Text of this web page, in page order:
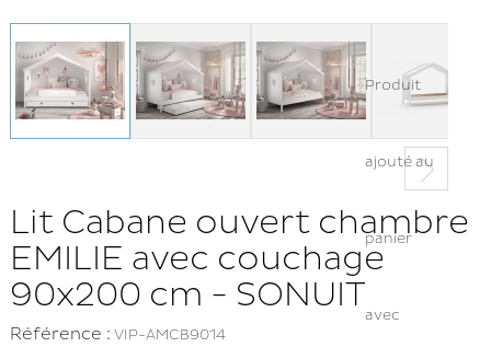
Produit
ajouté au
panier
avec
Lit Cabane ouvert chambre
EMILIE avec couchage
90x200 cm - SONUIT
Référence : VIP-AMCB9014